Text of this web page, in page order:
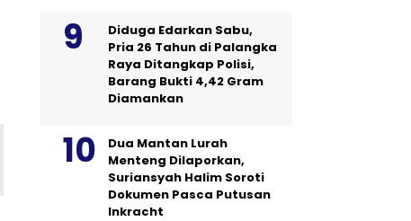
Diduga Edarkan Sabu,
Pria 26 Tahun di Palangka
Raya Ditangkap Polisi,
Barang Bukti 4,42 Gram
Diamankan
Dua Mantan Lurah
Menteng Dilaporkan,
Suriansyah Halim Soroti
Dokumen Pasca Putusan
Inkracht